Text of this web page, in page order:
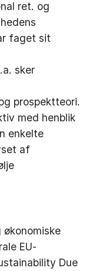
ret. og
faget sit
sker
prospektteori.
med henblik
enkelte
af
EU-
Due